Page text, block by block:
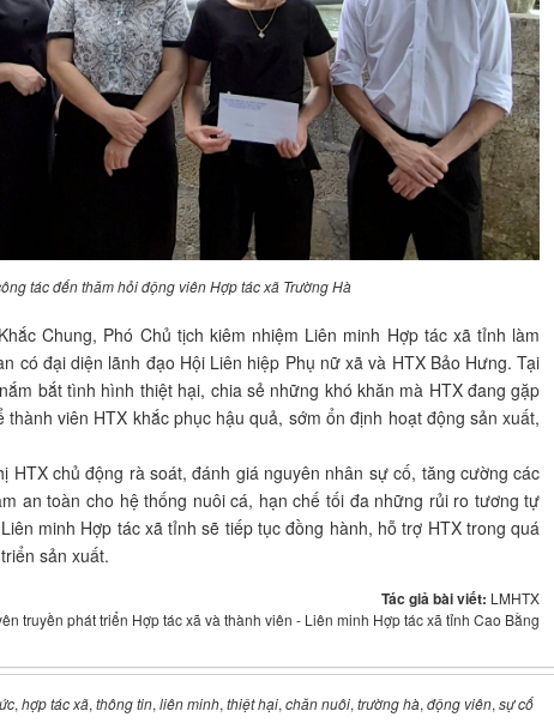
tác đến thăm hỏi động viên Hợp tác xã Trường Hà
Chung, Phó Chủ tịch kiêm nhiệm Liên minh Hợp tác xã tỉnh làm
có đại diện lãnh đạo Hội Liên hiệp Phụ nữ xã và HTX Bảo Hưng. Tại
bắt tình hình thiệt hại, chia sẻ những khó khăn mà HTX đang gặp
viên HTX khắc phục hậu quả, sớm ổn định hoạt động sản xuất,
HTX chủ động rà soát, đánh giá nguyên nhân sự cố, tăng cường các
an toàn cho hệ thống nuôi cá, hạn chế tối đa những rủi ro tương tự
minh Hợp tác xã tỉnh sẽ tiếp tục đồng hành, hỗ trợ HTX trong quá
sản xuất.
Tác giả bài viết: LMHTX
truyền phát triển Hợp tác xã và thành viên - Liên minh Hợp tác xã tỉnh Cao Bằng
, hợp tác xã, thông tin, liên minh, thiệt hại, chăn nuôi, trường hà, động viên, sự cố